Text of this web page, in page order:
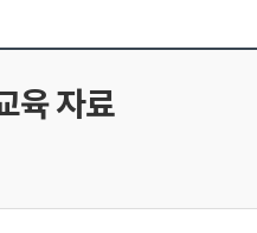
육 자료